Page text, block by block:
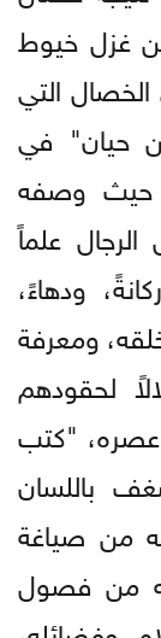
غزل خيوط
التي
حيان" في
حيث وصفه
علماً
ودهاءً،
ومعرفة
لحقودهم
عصره، "كتب
باللسان
من صياغة
من فصول